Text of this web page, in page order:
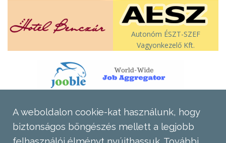
Autonóm ÉSZT-SZEF
Vagyonkezelő Kft.
A weboldalon cookie-kat használunk, hogy
biztonságos böngészés mellett a legjobb